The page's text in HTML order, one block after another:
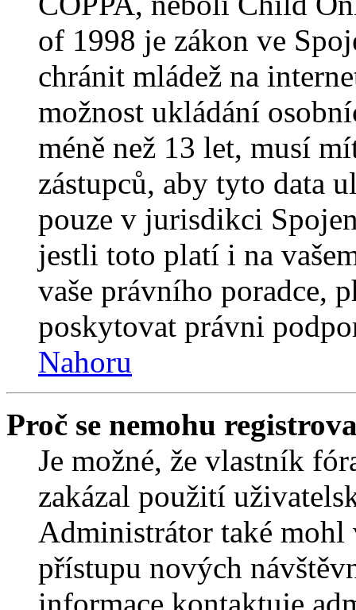
of 1998 je zákon ve
chránit mládež na
možnost ukládání
méně než 13 let, musí
zástupců, aby tyto data
pouze v jurisdikci
jestli toto platí i na
vaše právního poradce,
poskytovat právni
Nahoru
Proč se nemohu
Je možné, že vlastník
zakázal použití
Administrátor také mohl
přístupu nových